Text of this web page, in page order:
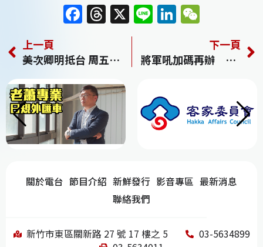
F
a
c
e
b
o
o
k
T
h
re
a
d
s
X Li
n
e
Li
n
k
e
n
C
h
上一頁
美次卿明抵台 周五主持經貿對談
下一頁
將軍吼加碼再辦 卡司陣容驚見「芳蹤」
關於電台 節目介紹 新鮮發行 影音專區 最新消息
聯絡我們
新竹市東區關新路 27 號 17 樓之 5
03-5634899